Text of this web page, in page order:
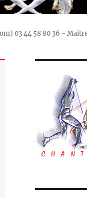
03 44 58 80 36 -